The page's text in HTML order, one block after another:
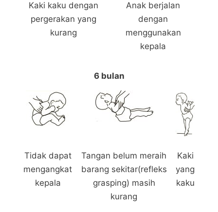
Kaki kaku dengan
pergerakan yang
kurang
Anak berjalan
dengan
menggunakan
kepala
6 bulan
Tidak dapat
mengangkat
kepala
Tangan belum meraih
barang sekitar(refleks
grasping) masih
kurang
Kaki
yang
kaku